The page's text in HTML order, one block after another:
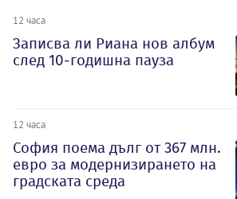
12 часа
Записва ли Риана нов албум
след 10-годишна пауза
12 часа
София поема дълг от 367 млн.
евро за модернизирането на
градската среда